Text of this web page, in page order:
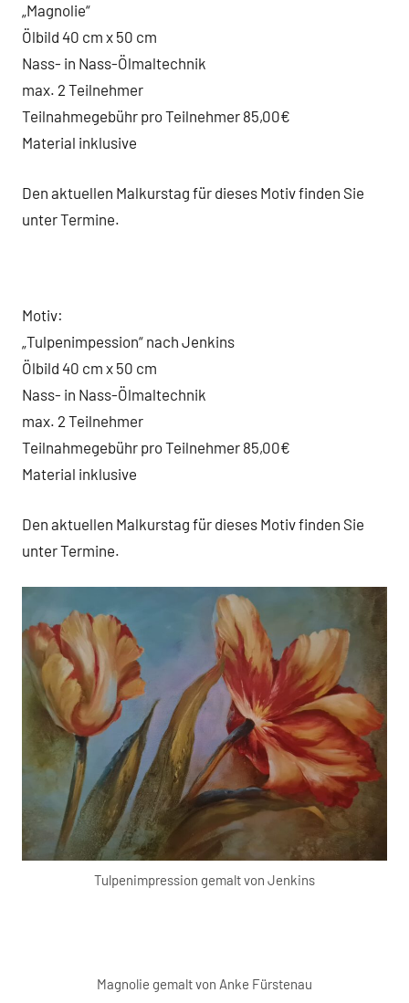
„Magnolie“
Ölbild 40 cm x 50 cm
Nass- in Nass-Ölmaltechnik
max. 2 Teilnehmer
Teilnahmegebühr pro Teilnehmer 85,00€
Material inklusive
Den aktuellen Malkurstag für dieses Motiv finden Sie
unter Termine.
Motiv:
„Tulpenimpession“ nach Jenkins
Ölbild 40 cm x 50 cm
Nass- in Nass-Ölmaltechnik
max. 2 Teilnehmer
Teilnahmegebühr pro Teilnehmer 85,00€
Material inklusive
Den aktuellen Malkurstag für dieses Motiv finden Sie
unter Termine.
Tulpenimpression gemalt von Jenkins
Magnolie gemalt von Anke Fürstenau